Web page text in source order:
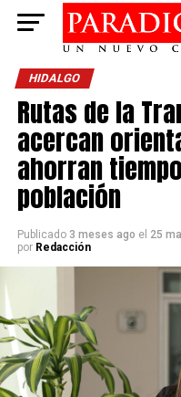
HIDALGO
Rutas de la
acercan
ahorran
población
Publicado 3 meses ago el 25
por Redacción